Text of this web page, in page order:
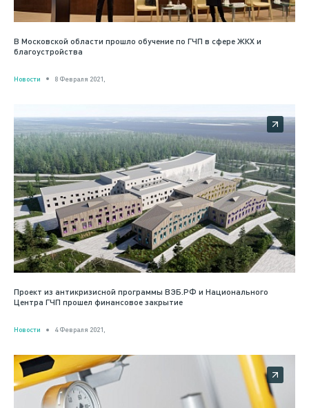
В Московской области прошло обучение по ГЧП в сфере ЖКХ и
благоустройства
Новости 8 Февраля 2021,
Проект из антикризисной программы ВЭБ.РФ и Национального
Центра ГЧП прошел финансовое закрытие
Новости 4 Февраля 2021,